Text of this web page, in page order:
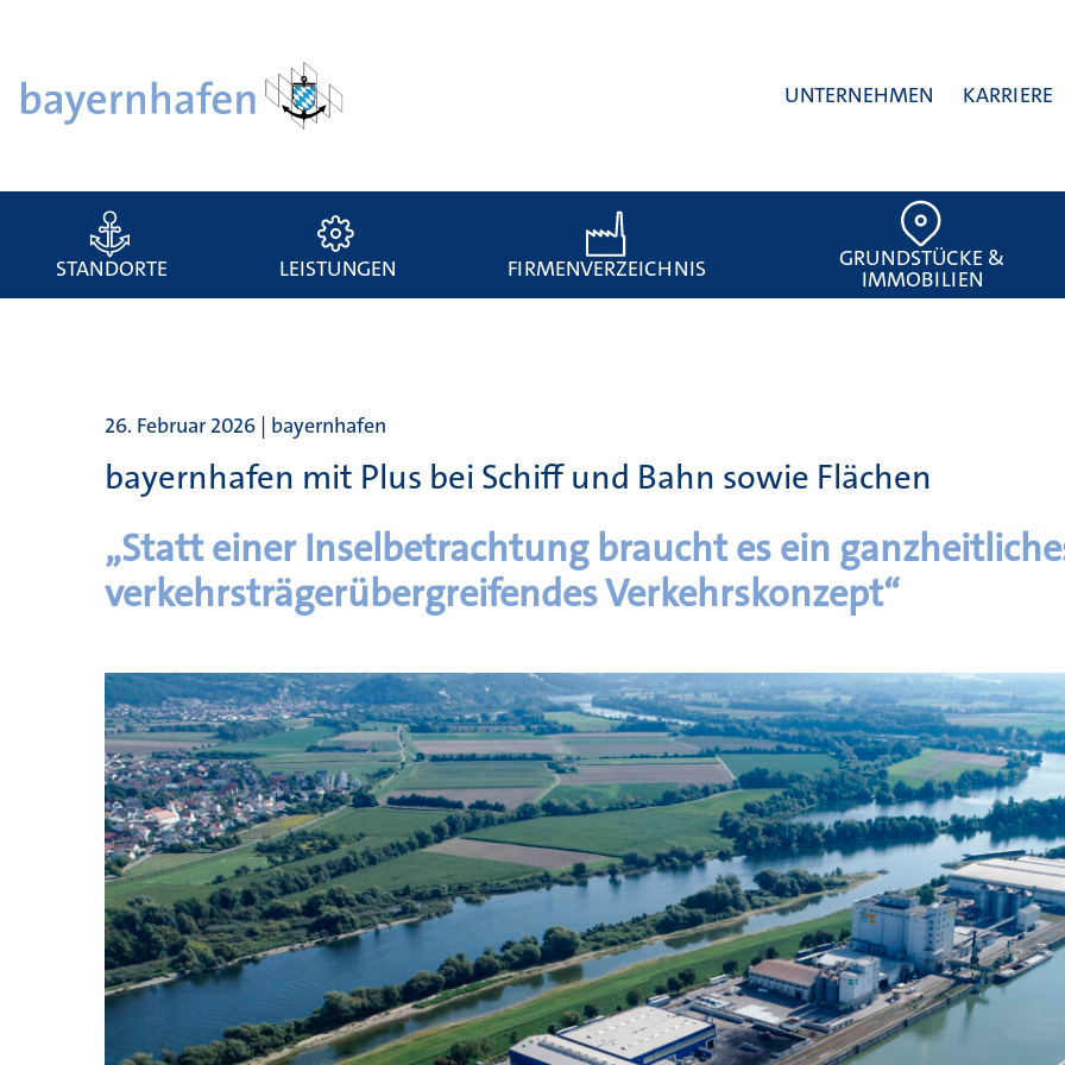
UNTERNEHMEN KARRIERE
STANDORTE LEISTUNGEN FIRMENVERZEICHNIS GRUNDSTÜCKE &
IMMOBILIEN
26. Februar 2026 | bayernhafen
bayernhafen mit Plus bei Schiff und Bahn sowie Flächen
„Statt einer Inselbetrachtung braucht es ein
verkehrsträgerübergreifendes Verkehrskonzept“